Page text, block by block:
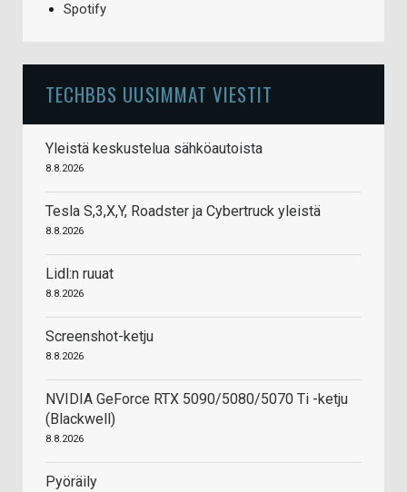
Spotify
TECHBBS UUSIMMAT VIESTIT
Yleistä keskustelua sähköautoista
8.8.2026
Tesla S,3,X,Y, Roadster ja Cybertruck yleistä
8.8.2026
Lidl:n ruuat
8.8.2026
Screenshot-ketju
8.8.2026
NVIDIA GeForce RTX 5090/5080/5070 Ti -ketju
(Blackwell)
8.8.2026
Pyöräily